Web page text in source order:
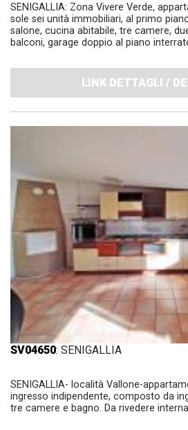
SENIGALLIA: Zona Vivere Verde,
sole sei unità immobiliari, al primo
salone, cucina abitabile, tre camere,
balconi, garage doppio al piano
LINK DETTAGLI /
SV04650: SENIGALLIA
SENIGALLIA- località Vallone-
ingresso indipendente, composto da
tre camere e bagno. Da rivedere